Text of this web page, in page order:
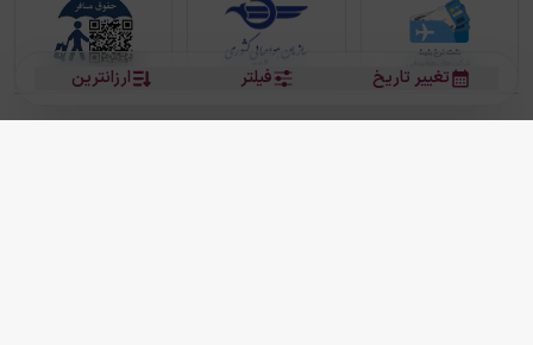
ارزانترین فیلتر تغییر تاریخ
بلیط هواپیمابلیط هواپیما تهران مشهدبلیط چارتربلیط هواپیما تهران استانبولرزرو هتل